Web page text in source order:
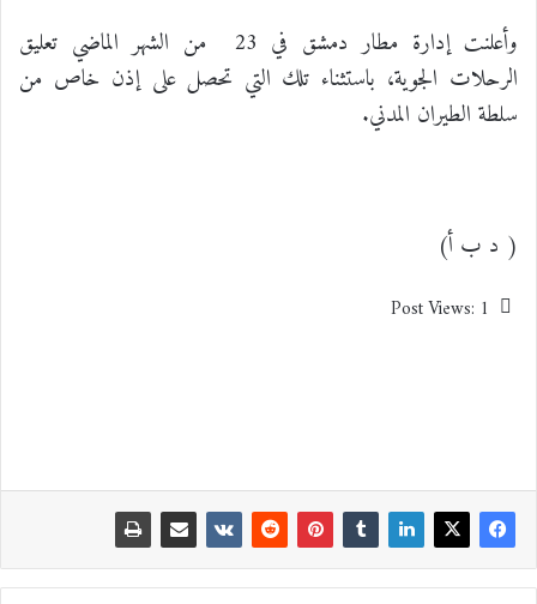
وأعلنت إدارة مطار دمشق في 23 من الشهر الماضي تعليق
الرحلات الجوية، باستثناء تلك التي تحصل على إذن خاص من
سلطة الطيران المدني.
( د ب أ)
Post Views: 1